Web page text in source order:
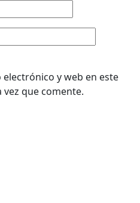
y web en este
que comente.